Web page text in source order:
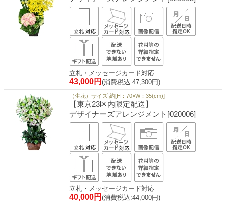
立札・メッセージカード対応
43,000円 (消費税込:47,300円)
（生花）サイズ 約[H：70×W：35(cm)]
【東京23区内限定配送】
デザイナーズアレンジメント[020006]
立札・メッセージカード対応
40,000円 (消費税込:44,000円)